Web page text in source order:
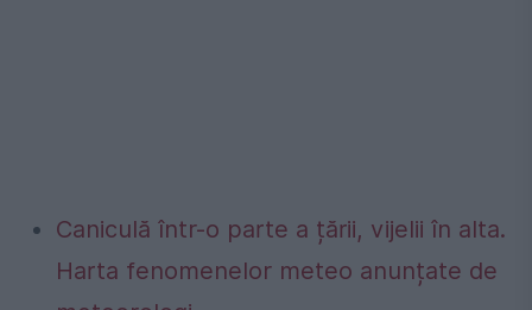
Caniculă într-o parte a țării, vijelii în alta.
Harta fenomenelor meteo anunțate de